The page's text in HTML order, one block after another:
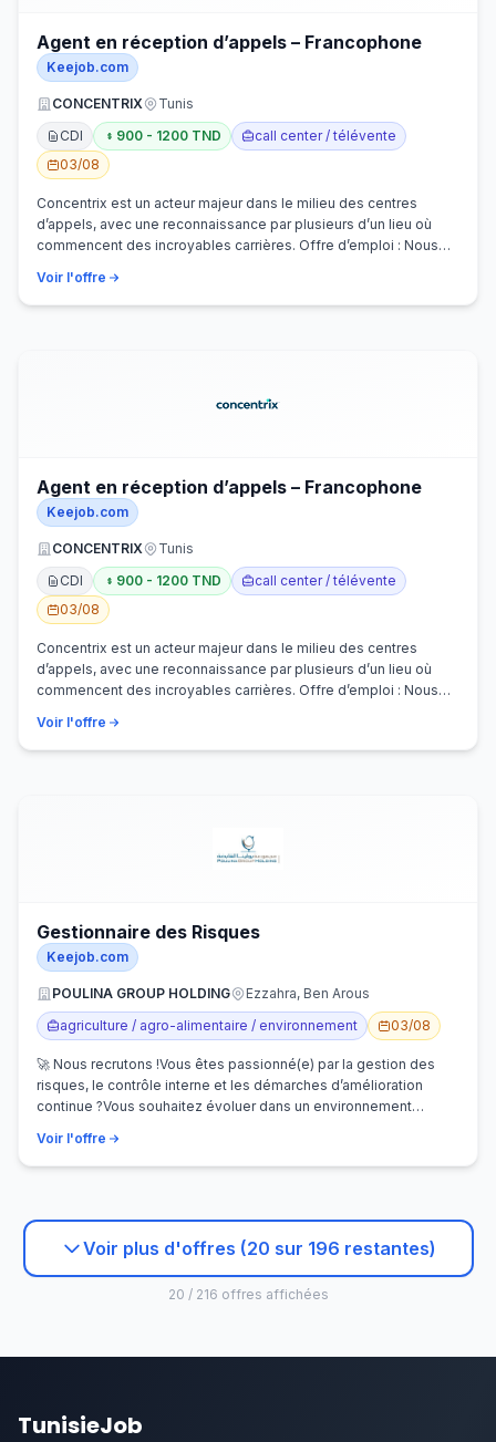
Agent en réception d’appels – Francophone
Keejob.com
CONCENTRIX
Tunis
CDI
900 - 1200 TND
call center / télévente
03/08
Concentrix est un acteur majeur dans le milieu des centres
d’appels, avec une reconnaissance par plusieurs d’un lieu où
commencent des incroyables carrières. Offre d’emploi : Nous
Voir l'offre
Agent en réception d’appels – Francophone
Keejob.com
CONCENTRIX
Tunis
CDI
900 - 1200 TND
call center / télévente
03/08
Concentrix est un acteur majeur dans le milieu des centres
d’appels, avec une reconnaissance par plusieurs d’un lieu où
commencent des incroyables carrières. Offre d’emploi : Nous
Voir l'offre
Gestionnaire des Risques
Keejob.com
POULINA GROUP HOLDING
Ezzahra, Ben Arous
agriculture / agro-alimentaire / environnement
03/08
🚀 Nous recrutons !Vous êtes passionné(e) par la gestion des
risques, le contrôle interne et les démarches d’amélioration
continue ?Vous souhaitez évoluer dans un environnement
Voir l'offre
Voir plus d'offres (20 sur 196 restantes)
20 / 216 offres affichées
TunisieJob